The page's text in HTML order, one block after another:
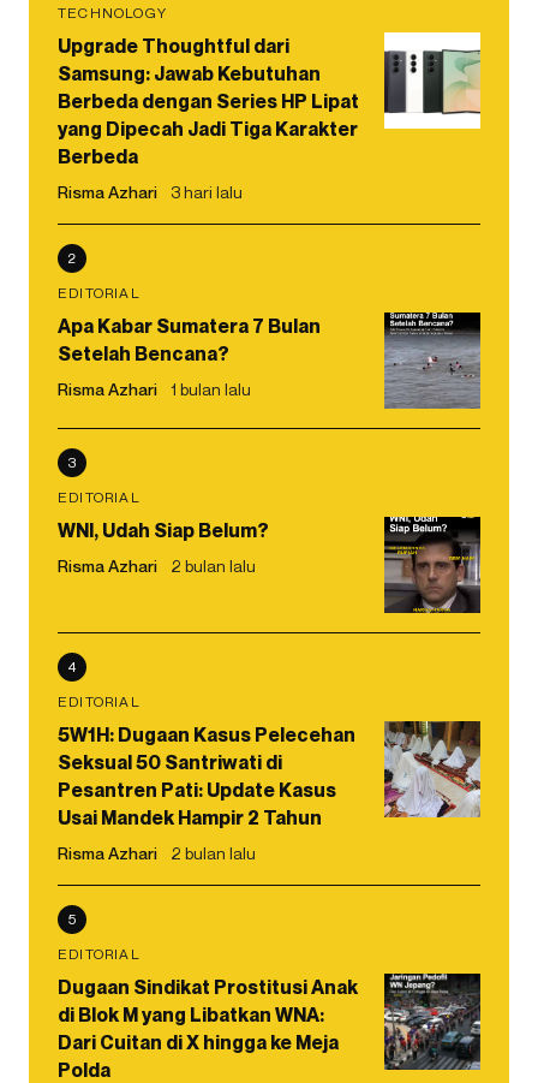
TECHNOLOGY
Upgrade Thoughtful dari
Samsung: Jawab Kebutuhan
Berbeda dengan Series HP Lipat
yang Dipecah Jadi Tiga Karakter
Berbeda
Risma Azhari 3 hari lalu
2
EDITORIAL
Apa Kabar Sumatera 7 Bulan
Setelah Bencana?
Risma Azhari 1 bulan lalu
3
EDITORIAL
WNI, Udah Siap Belum?
Risma Azhari 2 bulan lalu
4
EDITORIAL
5W1H: Dugaan Kasus Pelecehan
Seksual 50 Santriwati di
Pesantren Pati: Update Kasus
Usai Mandek Hampir 2 Tahun
Risma Azhari 2 bulan lalu
5
EDITORIAL
Dugaan Sindikat Prostitusi Anak
di Blok M yang Libatkan WNA:
Dari Cuitan di X hingga ke Meja
Polda